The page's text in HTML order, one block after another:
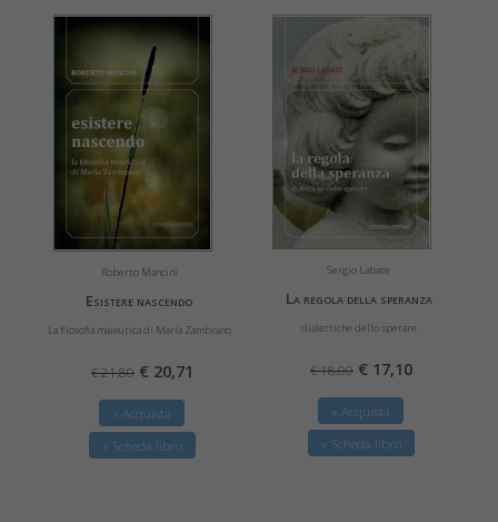
Roberto Mancini
Esistere nascendo
La filosofia maieutica di María Zambrano
€ 21,80 € 20,71
» Acquista
» Scheda libro
Sergio Labate
La regola della speranza
dialettiche dello sperare
€ 18,00 € 17,10
» Acquista
» Scheda libro